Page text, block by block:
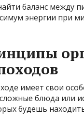
баланс между
энергии при
имеет свои
блюда или
будешь